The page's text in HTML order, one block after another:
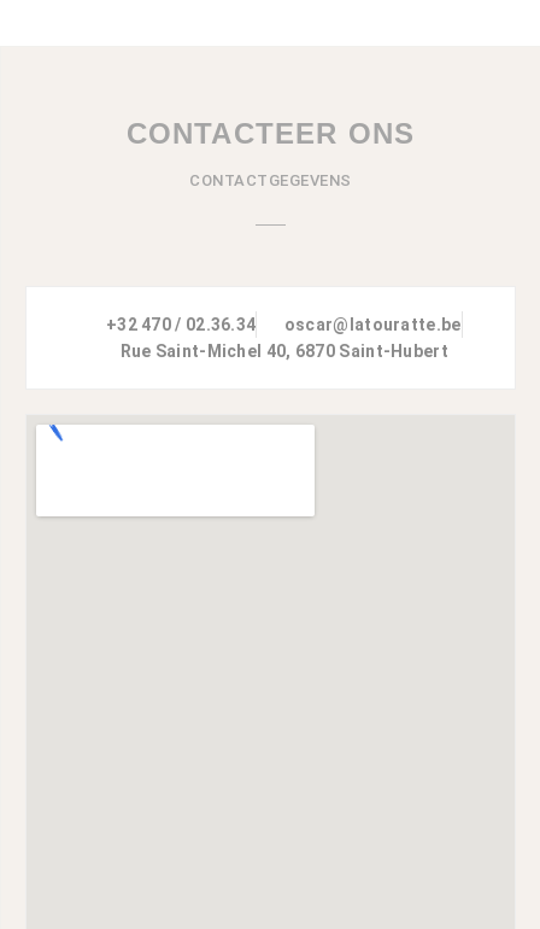
CONTACTEER ONS
CONTACTGEGEVENS
+32 470 / 02.36.34
oscar@latouratte.be
Rue Saint-Michel 40, 6870 Saint-Hubert